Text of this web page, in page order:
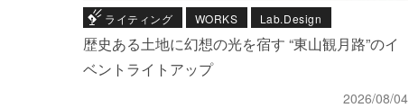
ライティング WORKS Lab.Design
歴史ある土地に幻想の光を宿す “東山観月路”のイ
ベントライトアップ
2026/08/04